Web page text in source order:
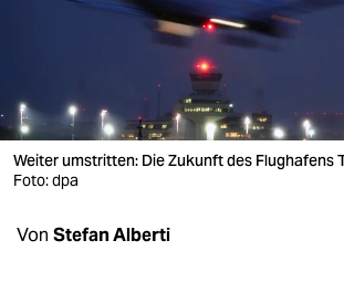
verlag
verlag
Weiter umstritten: Die Zukunft des Flughafens
Foto: dpa
Von Stefan Alberti